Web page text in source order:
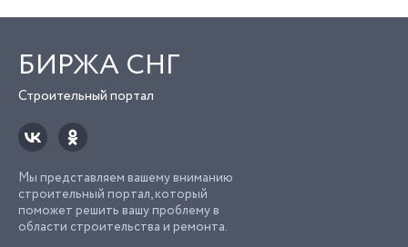
БИРЖА СНГ
Строительный портал
Мы представляем вашему вниманию
строительный портал, который
поможет решить вашу проблему в
области строительства и ремонта.